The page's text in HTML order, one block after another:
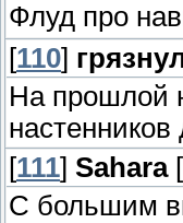
Флуд про
[110]
На прошлой
[111] Sahara
C большим